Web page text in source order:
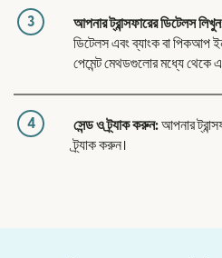
3 আপনার ট্রান্সফারের ডিটেলস
ডিটেলস এবং ব্যাংক বা পিকআপ
পেমেন্ট মেথডগুলোর মধ্যে থেকে
4 সেন্ড ও ট্র্যাক করুন:আপনার
ট্র্যাক করুন।